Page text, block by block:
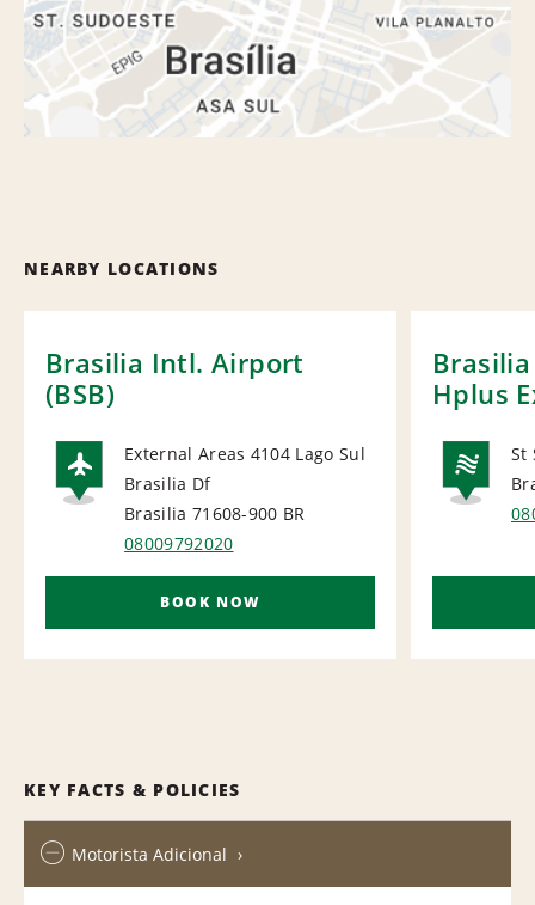
NEARBY LOCATIONS
Brasilia Intl. Airport
(BSB)
AIRPORT
External Areas 4104 Lago Sul
Brasilia Df
Brasilia 71608-900 BR
08009792020
BOOK NOW
Hplus
St
KEY FACTS & POLICIES
Motorista Adicional